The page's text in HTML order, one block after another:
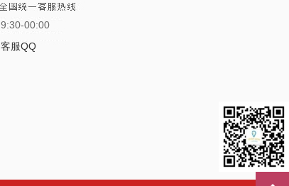
9:30-00:00
客服QQ